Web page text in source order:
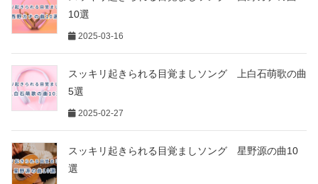
10選
2025-03-16
スッキリ起きられる目覚ましソング 上白石萌歌の曲
5選
2025-02-27
スッキリ起きられる目覚ましソング 星野源の曲10
選